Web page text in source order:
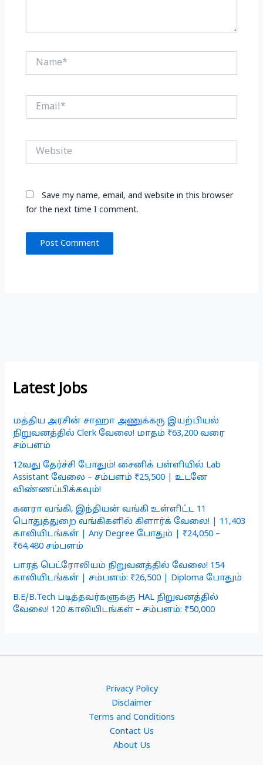
Name*
Email*
Website
Save my name, email, and website in this browser
for the next time I comment.
Latest Jobs
மத்திய அரசின் சாஹா அணுக்கரு இயற்பியல்
நிறுவனத்தில் Clerk வேலை! மாதம் ₹63,200 வரை
சம்பளம்
12வது தேர்ச்சி போதும்! சைனிக் பள்ளியில் Lab
Assistant வேலை – சம்பளம் ₹25,500 | உடனே
விண்ணப்பிக்கவும்!
கனரா வங்கி, இந்தியன் வங்கி உள்ளிட்ட 11
பொதுத்துறை வங்கிகளில் கிளார்க் வேலை! | 11,403
காலியிடங்கள் | Any Degree போதும் | ₹24,050 –
₹64,480 சம்பளம்
பாரத் பெட்ரோலியம் நிறுவனத்தில் வேலை! 154
காலியிடங்கள் | சம்பளம்: ₹26,500 | Diploma போதும்
B.E/B.Tech படித்தவர்களுக்கு HAL நிறுவனத்தில்
வேலை! 120 காலியிடங்கள் – சம்பளம்: ₹50,000
Privacy Policy
Disclaimer
Terms and Conditions
Contact Us
About Us